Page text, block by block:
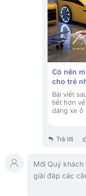
Có nên
cho trẻ
Bài viết
tiết hơn
dáng xe ô
thích của
Trả lời